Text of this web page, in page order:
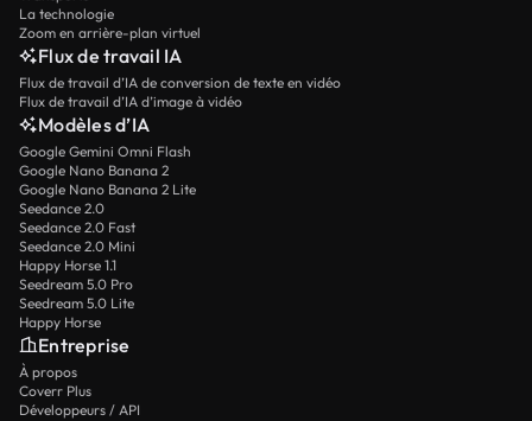
La technologie
Zoom en arrière-plan virtuel
Flux de travail IA
Flux de travail d’IA de conversion de texte en vidéo
Flux de travail d’IA d’image à vidéo
Modèles d’IA
Google Gemini Omni Flash
Google Nano Banana 2
Google Nano Banana 2 Lite
Seedance 2.0
Seedance 2.0 Fast
Seedance 2.0 Mini
Happy Horse 1.1
Seedream 5.0 Pro
Seedream 5.0 Lite
Happy Horse
Entreprise
À propos
Coverr Plus
Développeurs / API